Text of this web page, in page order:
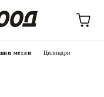
метли Цилиндри